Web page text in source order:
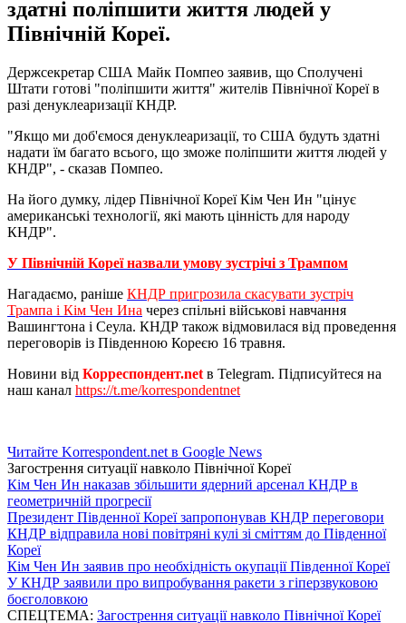
здатні поліпшити життя людей у
Північній Кореї.
Держсекретар США Майк Помпео заявив, що Сполучені
Штати готові "поліпшити життя" жителів Північної Кореї в
разі денуклеаризації КНДР.
"Якщо ми доб'ємося денуклеаризації, то США будуть здатні
надати їм багато всього, що зможе поліпшити життя людей у
КНДР", - сказав Помпео.
На його думку, лідер Північної Кореї Кім Чен Ин "цінує
американські технології, які мають цінність для народу
КНДР".
У Північній Кореї назвали умову зустрічі з Трампом
Нагадаємо, раніше КНДР пригрозила скасувати зустріч
Трампа і Кім Чен Ина через спільні військові навчання
Вашингтона і Сеула. КНДР також відмовилася від проведення
переговорів із Південною Кореєю 16 травня.
Новини від Корреспондент.net в Telegram. Підписуйтеся на
наш канал https://t.me/korrespondentnet
Читайте Korrespondent.net в Google News
Загострення ситуації навколо Пiвнічної Кореї
Кім Чен Ин наказав збільшити ядерний арсенал КНДР в
геометричній прогресії
Президент Південної Кореї запропонував КНДР переговори
КНДР відправила нові повітряні кулі зі сміттям до Південної
Кореї
Кім Чен Ин заявив про необхідність окупації Південної Кореї
У КНДР заявили про випробування ракети з гіперзвуковою
боєголовкою
СПЕЦТЕМА: Загострення ситуації навколо Пiвнічної Кореї